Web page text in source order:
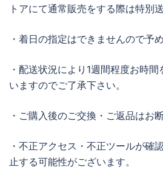
トアにて通常販売をする際は特別
・着日の指定はできませんので予
・配送状況により1週間程度お時
いますのでご了承下さい。
・ご購入後のご交換・ご返品はお
・不正アクセス・不正ツールが確
止する可能性がございます。